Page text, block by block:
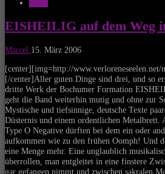
EISHEILIG auf dem Weg
Marcel 15. März 2006
[center][img=http://
[/center]Aller guten Dinge sind drei, und so
dritte Werk der Bochumer Formation
geht die Band weiterhin mutig und ohne zur
Mystische und tiefsinnige, deutsche Texte
Düsternis und einem ordentlichen Metalbrett.
Type O Negative dürften bei dem ein oder
aufkommen wie zu den frühen Oomph! Und
eine Menge mehr. Eine unglaublich
überrollen, man entgleitet in eine finstere
gar gefangen nimmt und zwischen sakralen